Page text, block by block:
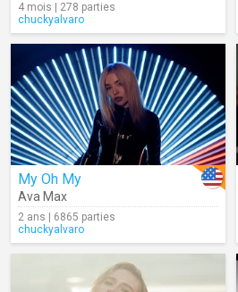
4 mois | 278 parties
chuckyalvaro
My Oh My
Ava Max
2 ans | 6865 parties
chuckyalvaro